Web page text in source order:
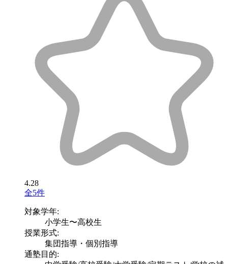
4.28
全5件
対象学年:
小学生〜高校生
授業形式:
集団指導・個別指導
通塾目的: